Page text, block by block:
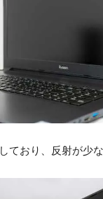
ており、反射が少な